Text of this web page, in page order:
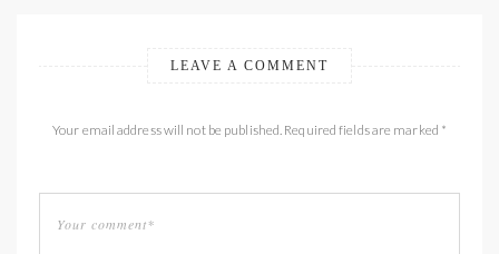
LEAVE A COMMENT
Your email address will not be published. Required fields are marked *